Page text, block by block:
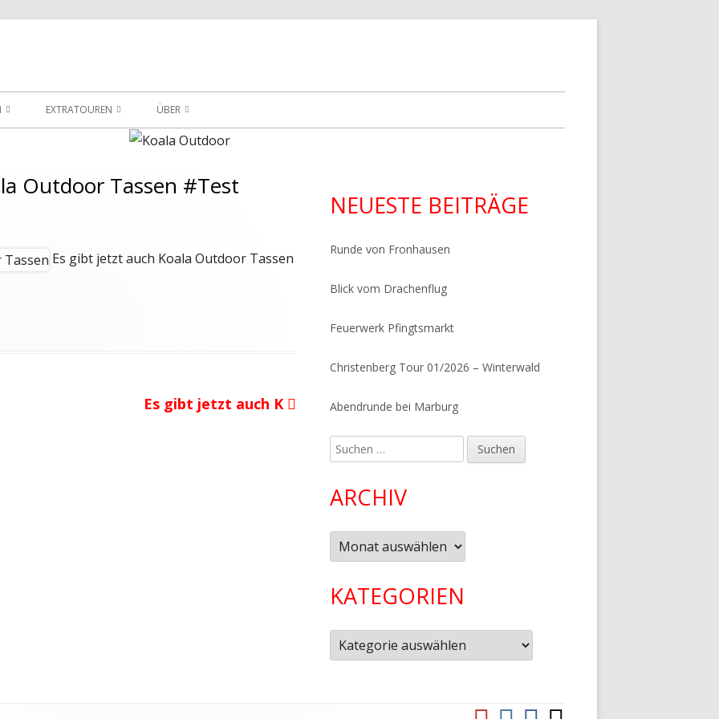
PACKLISTE FÜR DEN GR221
EXTRATOUREN
EXTRATOUREN IM BURGWALD
ÜBER
ÜBER
PLANUNGSSEITE
Outdoor Tassen #Test
Es gibt jetzt auch Koala Outdoor Tassen
Nächster
Es gibt jetzt auch K
Seitenleiste
NEUESTE BEITRÄGE
Runde von Fronhausen
Blick vom Drachenflug
Feuerwerk Pfingtsmarkt
Christenberg Tour 01/2026 – Winterwald
Abendrunde bei Marburg
Suchen
nach:
ARCHIV
Archiv
KATEGORIEN
Kategorien
YouTubeInstagramFacebook